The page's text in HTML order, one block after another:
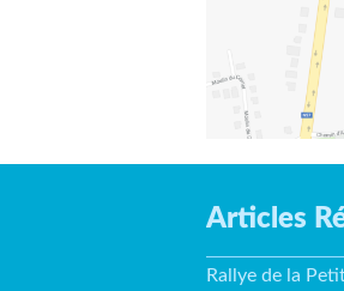
Articles
Rallye de la